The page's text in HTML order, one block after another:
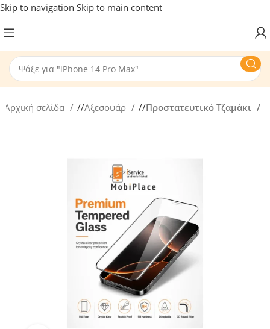
Skip to navigation Skip to main content
Αρχική σελίδα / Αξεσουάρ / Προστατευτικό Τζαμάκι